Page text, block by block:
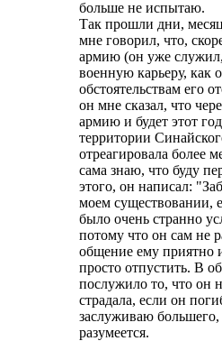
больше не испытаю.
Так прошли дни,
мне говорил, что,
армию (он уже служил,
военную карьеру, как
обстоятельствам его
он мне сказал, что
армию и будет этот
территории
отреагировала более
сама знаю, что буду
этого, он написал:
моем существовании,
было очень странно
потому что он сам не
общение ему приятно
просто отпустить. В
послужило то, что он
страдала, если он
заслуживаю большего,
разумеется.